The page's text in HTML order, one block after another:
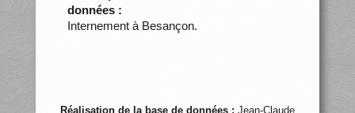
données :
Internement à Besançon.
Réalisation de la base de données : Jean-Claude